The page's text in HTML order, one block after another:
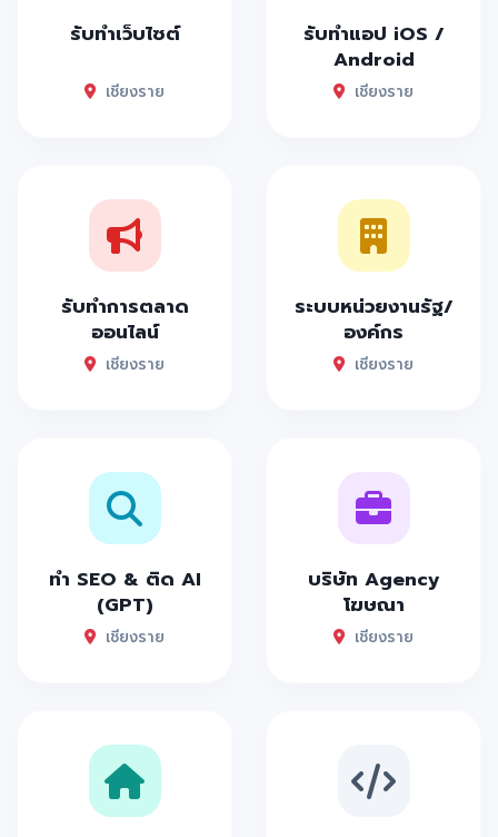
รับทำเว็บไซต์
เชียงราย
รับทำแอป iOS /
Android
เชียงราย
รับทำการตลาด
ออนไลน์
เชียงราย
ระบบหน่วยงานรัฐ/
องค์กร
เชียงราย
ทำ SEO & ติด AI
(GPT)
เชียงราย
บริษัท Agency
โฆษณา
เชียงราย